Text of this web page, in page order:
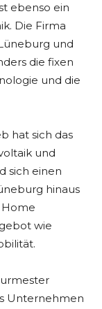
ebenso ein
Die Firma
und
die fixen
und die
hat sich das
und
sich einen
hinaus
wie
Unternehmen